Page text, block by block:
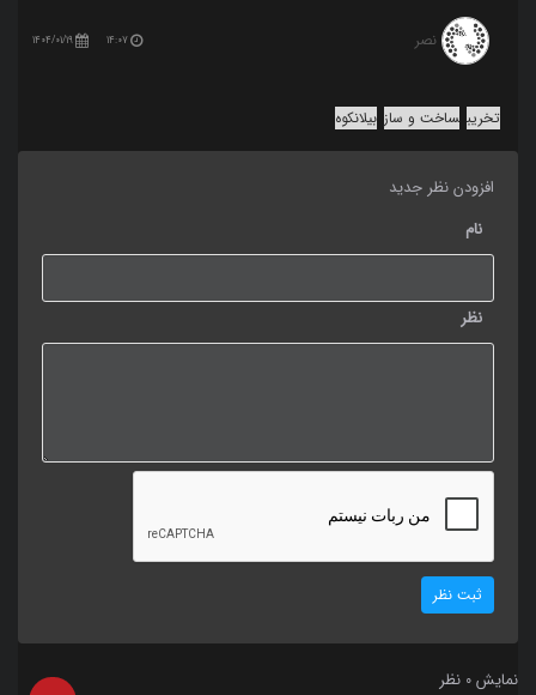
نصر 14:07
1404/01/19
تخریب ساخت و ساز بیلانکوه
افزودن نظر جدید
نام
نظر
ثبت نظر
نمایش 0 نظر